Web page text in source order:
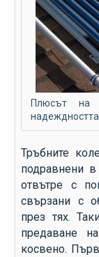
Плюсът на
надеждността.
Тръбните
подравнени
отвътре с
свързани с
през тях.
предаване
косвено.